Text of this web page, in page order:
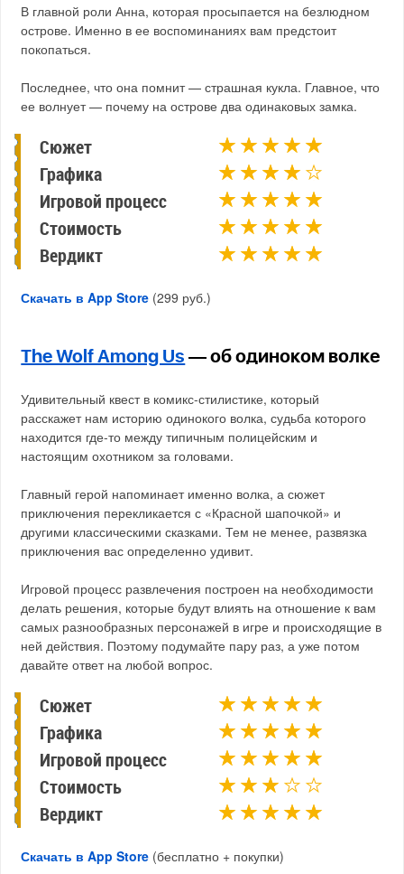
В главной роли Анна, которая просыпается на безлюдном
острове. Именно в ее воспоминаниях вам предстоит
покопаться.
Последнее, что она помнит — страшная кукла. Главное, что
ее волнует — почему на острове два одинаковых замка.
Сюжет
Графика
Игровой процесс
Стоимость
Вердикт
Скачать в App Store (299 руб.)
The Wolf Among Us — об одиноком волке
Удивительный квест в комикс-стилистике, который
расскажет нам историю одинокого волка, судьба которого
находится где-то между типичным полицейским и
настоящим охотником за головами.
Главный герой напоминает именно волка, а сюжет
приключения перекликается с «Красной шапочкой» и
другими классическими сказками. Тем не менее, развязка
приключения вас определенно удивит.
Игровой процесс развлечения построен на необходимости
делать решения, которые будут влиять на отношение к вам
самых разнообразных персонажей в игре и происходящие в
ней действия. Поэтому подумайте пару раз, а уже потом
давайте ответ на любой вопрос.
Сюжет
Графика
Игровой процесс
Стоимость
Вердикт
Скачать в App Store (бесплатно + покупки)